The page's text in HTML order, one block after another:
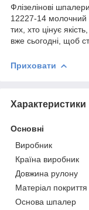
Флізелінові
12227-14 молочний
тих, хто цінує
вже сьогодні, щоб
Приховати
Характеристики
Основні
Виробник
Країна виробник
Довжина рулону
Матеріал
Основа шпалер